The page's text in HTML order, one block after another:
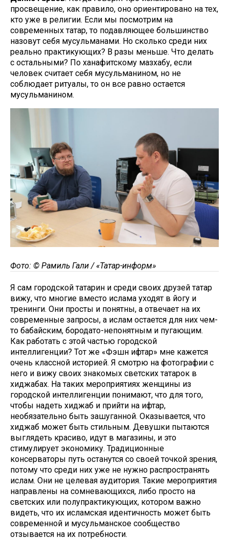
просвещение, как правило, оно ориентировано на тех,
кто уже в религии. Если мы посмотрим на
современных татар, то подавляющее большинство
назовут себя мусульманами. Но сколько среди них
реально практикующих? В разы меньше. Что делать
с остальными? По ханафитскому мазхабу, если
человек считает себя мусульманином, но не
соблюдает ритуалы, то он все равно остается
мусульманином.
Фото: © Рамиль Гали / «Татар-информ»
Я сам городской татарин и среди своих друзей татар
вижу, что многие вместо ислама уходят в йогу и
тренинги. Они просты и понятны, а отвечает на их
современные запросы, а ислам остается для них чем-
то бабайским, бородато-непонятным и пугающим.
Как работать с этой частью городской
интеллигенции? Тот же «Фэшн ифтар» мне кажется
очень классной историей. Я смотрю на фотографии с
него и вижу своих знакомых светских татарок в
хиджабах. На таких мероприятиях женщины из
городской интеллигенции понимают, что для того,
чтобы надеть хиджаб и прийти на ифтар,
необязательно быть зашуганной. Оказывается, что
хиджаб может быть стильным. Девушки пытаются
выглядеть красиво, идут в магазины, и это
стимулирует экономику. Традиционные
консерваторы путь останутся со своей точкой зрения,
потому что среди них уже не нужно распространять
ислам. Они не целевая аудитория. Такие мероприятия
направлены на сомневающихся, либо просто на
светских или полупрактикующих, котором важно
видеть, что их исламская идентичность может быть
современной и мусульманское сообщество
отзывается на их потребности.